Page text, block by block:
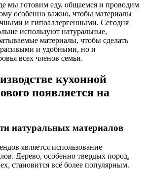
мы готовим еду, общаемся и проводим
особенно важно, чтобы материалы
и гипоаллергенными. Сегодня
используют натуральные,
материалы, чтобы сделать
и удобными, но и
всех членов семьи.
кухонной
появляется на
натуральных материалов
является использование
Дерево, особенно твердых пород,
становится всё более популярным.